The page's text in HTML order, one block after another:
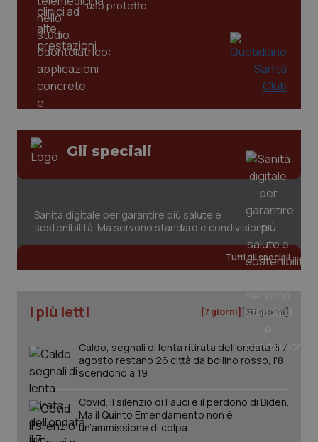
uso protetto
Gli speciali
Sanità digitale per garantire più salute e
sostenibilità. Ma servono standard e condivisione
Tutti gli speciali
I più letti [7 giorni] [30 giorni]
Caldo, segnali di lenta ritirata dell'ondata: il 7
agosto restano 26 città da bollino rosso, l'8
scendono a 19
Covid. Il silenzio di Fauci e il perdono di Biden.
Ma il Quinto Emendamento non è
un’ammissione di colpa
CookieScriptConsent
www.quotidianosanita.it
tracking-sites-ironfish-
session-id
www.quotidianosanita.it